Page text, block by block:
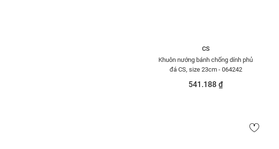
CS
Khuôn nướng bánh chống dính phủ
đá CS, size 23cm - 064242
541.188 ₫